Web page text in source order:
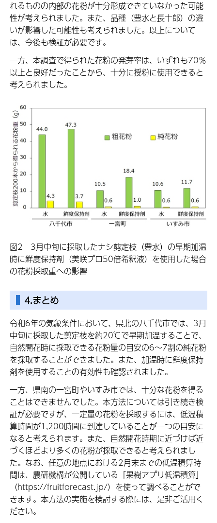
れるものの内部の花粉が十分形成できていなかった可能
性が考えられました。また、品種（豊水と長十郎）の違
いが影響した可能性も考えられました。以上について
は、今後も検証が必要です。
一方、本調査で得られた花粉の発芽率は、いずれも70％
以上と良好だったことから、十分に授粉に使用できると
考えられました。
図2 3月中旬に採取したナシ剪定枝（豊水）の早期加温
時に鮮度保持剤（美咲プロ50倍希釈液）を使用した場合
の花粉採取重への影響
4.まとめ
令和6年の気象条件において、県北の八千代市では、3月
中旬に採取した剪定枝を約20℃で早期加温することで、
自然開花時に採取できる花粉量の目安の6～7割の純花粉
を採取することができました。また、加温時に鮮度保持
剤を使用することの有効性も確認されました。
一方、県南の一宮町やいすみ市では、十分な花粉を得る
ことはできませんでした。本方法については引き続き検
証が必要ですが、一定量の花粉を採取するには、低温積
算時間が1,200時間に到達していることが一つの目安に
なると考えられます。また、自然開花時期に近づけば近
づくほどより多くの花粉が採取できると考えられまし
た。なお、任意の地点における2月末までの低温積算時
間は、農研機構が公開している「果樹アプリ低温積算」
（https://fruitforecast.jp/）を使って調べることがで
きます。本方法の実施を検討する際には、是非ご活用く
ださい。